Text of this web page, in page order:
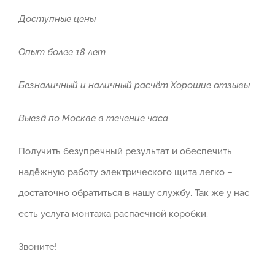
Доступные цены
Опыт более 18 лет
Безналичный и наличный расчёт Хорошие отзывы
Выезд по Москве в течение часа
Получить безупречный результат и обеспечить
надёжную работу электрического щита легко –
достаточно обратиться в нашу службу. Так же у нас
есть услуга монтажа распаечной коробки.
Звоните!